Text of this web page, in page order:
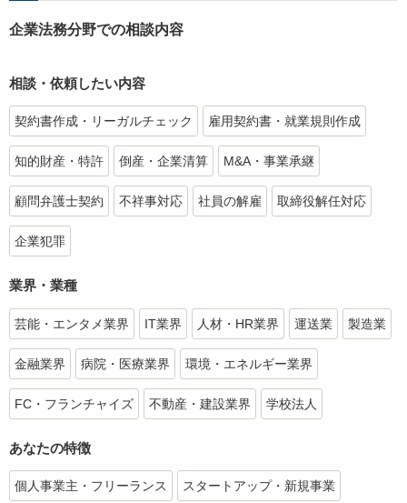
企業法務分野での相談内容
相談・依頼したい内容
契約書作成・リーガルチェック 雇用契約書・就業規則作成
知的財産・特許 倒産・企業清算 M&A・事業承継
顧問弁護士契約 不祥事対応 社員の解雇 取締役解任対応
企業犯罪
業界・業種
芸能・エンタメ業界 IT業界 人材・HR業界 運送業 製造業
金融業界 病院・医療業界 環境・エネルギー業界
FC・フランチャイズ 不動産・建設業界 学校法人
あなたの特徴
個人事業主・フリーランス スタートアップ・新規事業